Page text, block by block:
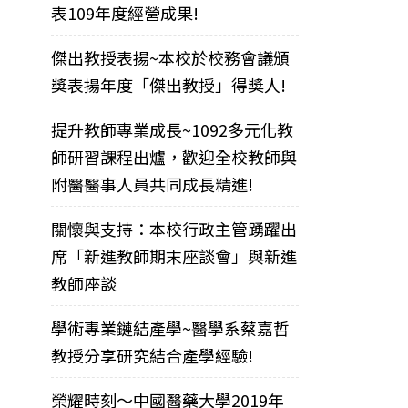
表109年度經營成果!
傑出教授表揚~本校於校務會議頒
獎表揚年度「傑出教授」得獎人!
提升教師專業成長~1092多元化教
師研習課程出爐，歡迎全校教師與
附醫醫事人員共同成長精進!
關懷與支持：本校行政主管踴躍出
席「新進教師期末座談會」與新進
教師座談
學術專業鏈結產學~醫學系蔡嘉哲
教授分享研究結合產學經驗!
榮耀時刻～中國醫藥大學2019年